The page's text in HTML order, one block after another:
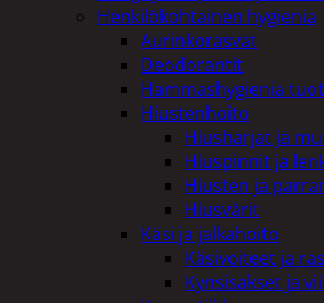
Henkilökohtainen hygienia
Aurinkorasvat
Deodorantit
Hammashygienia
Hiustenhoito
Hiusharjat ja
Hiuspinnit ja
Hiusten ja
Hiusvärit
Käsi ja jalkahoito
Käsivoiteet ja
Kynsisakset ja